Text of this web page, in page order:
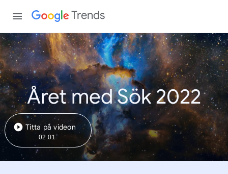
Trends
Året med Sök 2022
Titta på videon
02:01